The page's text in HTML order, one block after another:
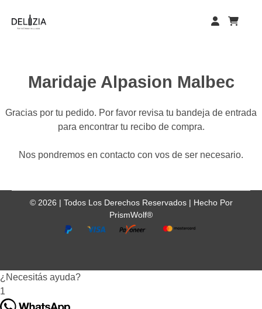
Maridaje Alpasion Malbec
Gracias por tu pedido. Por favor revisa tu bandeja de entrada
para encontrar tu recibo de compra.
Nos pondremos en contacto con vos de ser necesario.
© 2026 | Todos Los Derechos Reservados | Hecho Por
PrismWolf®
¿Necesitás ayuda?
1